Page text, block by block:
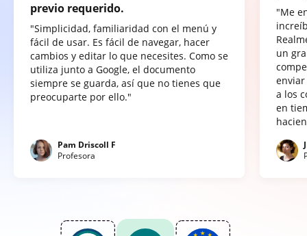
previo requerido.
"Simplicidad, familiaridad con el menú y
fácil de usar. Es fácil de navegar, hacer
cambios y editar lo que necesites. Como se
utiliza junto a Google, el documento
siempre se guarda, así que no tienes que
preocuparte por ello."
Pam Driscoll F
Profesora
"Me
un
a los
en